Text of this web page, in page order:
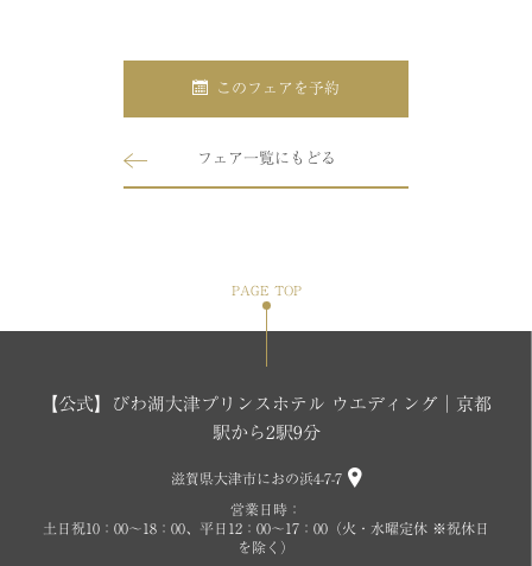
このフェアを予約
フェア一覧にもどる
PAGE TOP
【公式】びわ湖大津プリンスホテル ウエディング│京都
駅から2駅9分
滋賀県大津市におの浜4-7-7
営業日時：
土日祝10：00～18：00、平日12：00～17：00（火・水曜定休 ※祝休日
を除く）